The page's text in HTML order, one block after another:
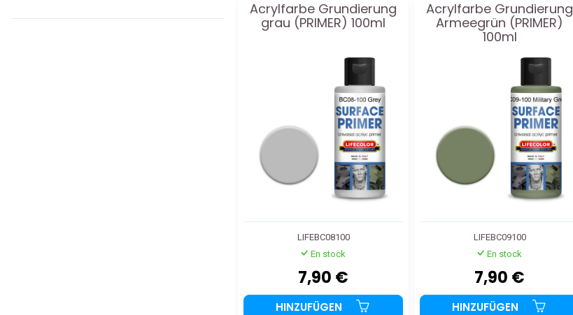
Acrylfarbe Grundierung
grau (PRIMER) 100ml
LIFEBC08100
En stock
7,90 €
HINZUFÜGEN
Acrylfarbe Grundierung
Armeegrün (PRIMER)
100ml
LIFEBC09100
En stock
7,90 €
HINZUFÜGEN